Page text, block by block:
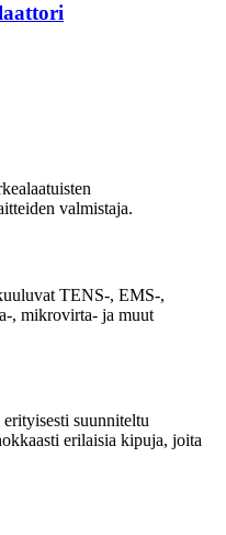
valmistaja.
TENS-, EMS-,
, mikrovirta- ja muut
suunniteltu
erilaisia ​​kipuja, joita